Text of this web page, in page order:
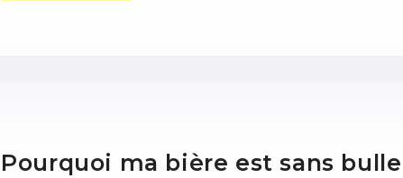
Pourquoi ma bière est sans bulle